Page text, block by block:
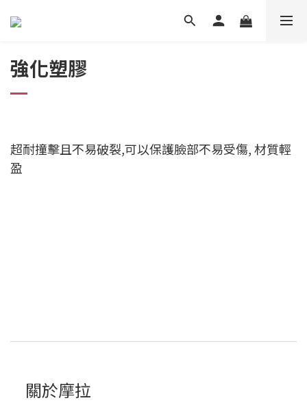
強化塑膠
超耐撞擊且不易破裂,可以保護臉部不易受傷, 材質輕
盈
關於摩拉